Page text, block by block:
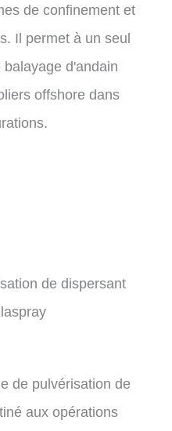
de confinement et
Il permet à un seul
d'andain
offshore dans
de pulvérisation de
aux opérations